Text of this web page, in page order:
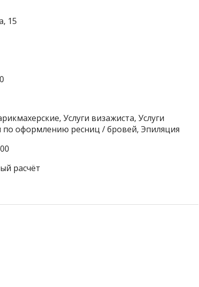
15
Услуги визажиста, Услуги
по оформлению ресниц / бровей, Эпиляция
расчёт